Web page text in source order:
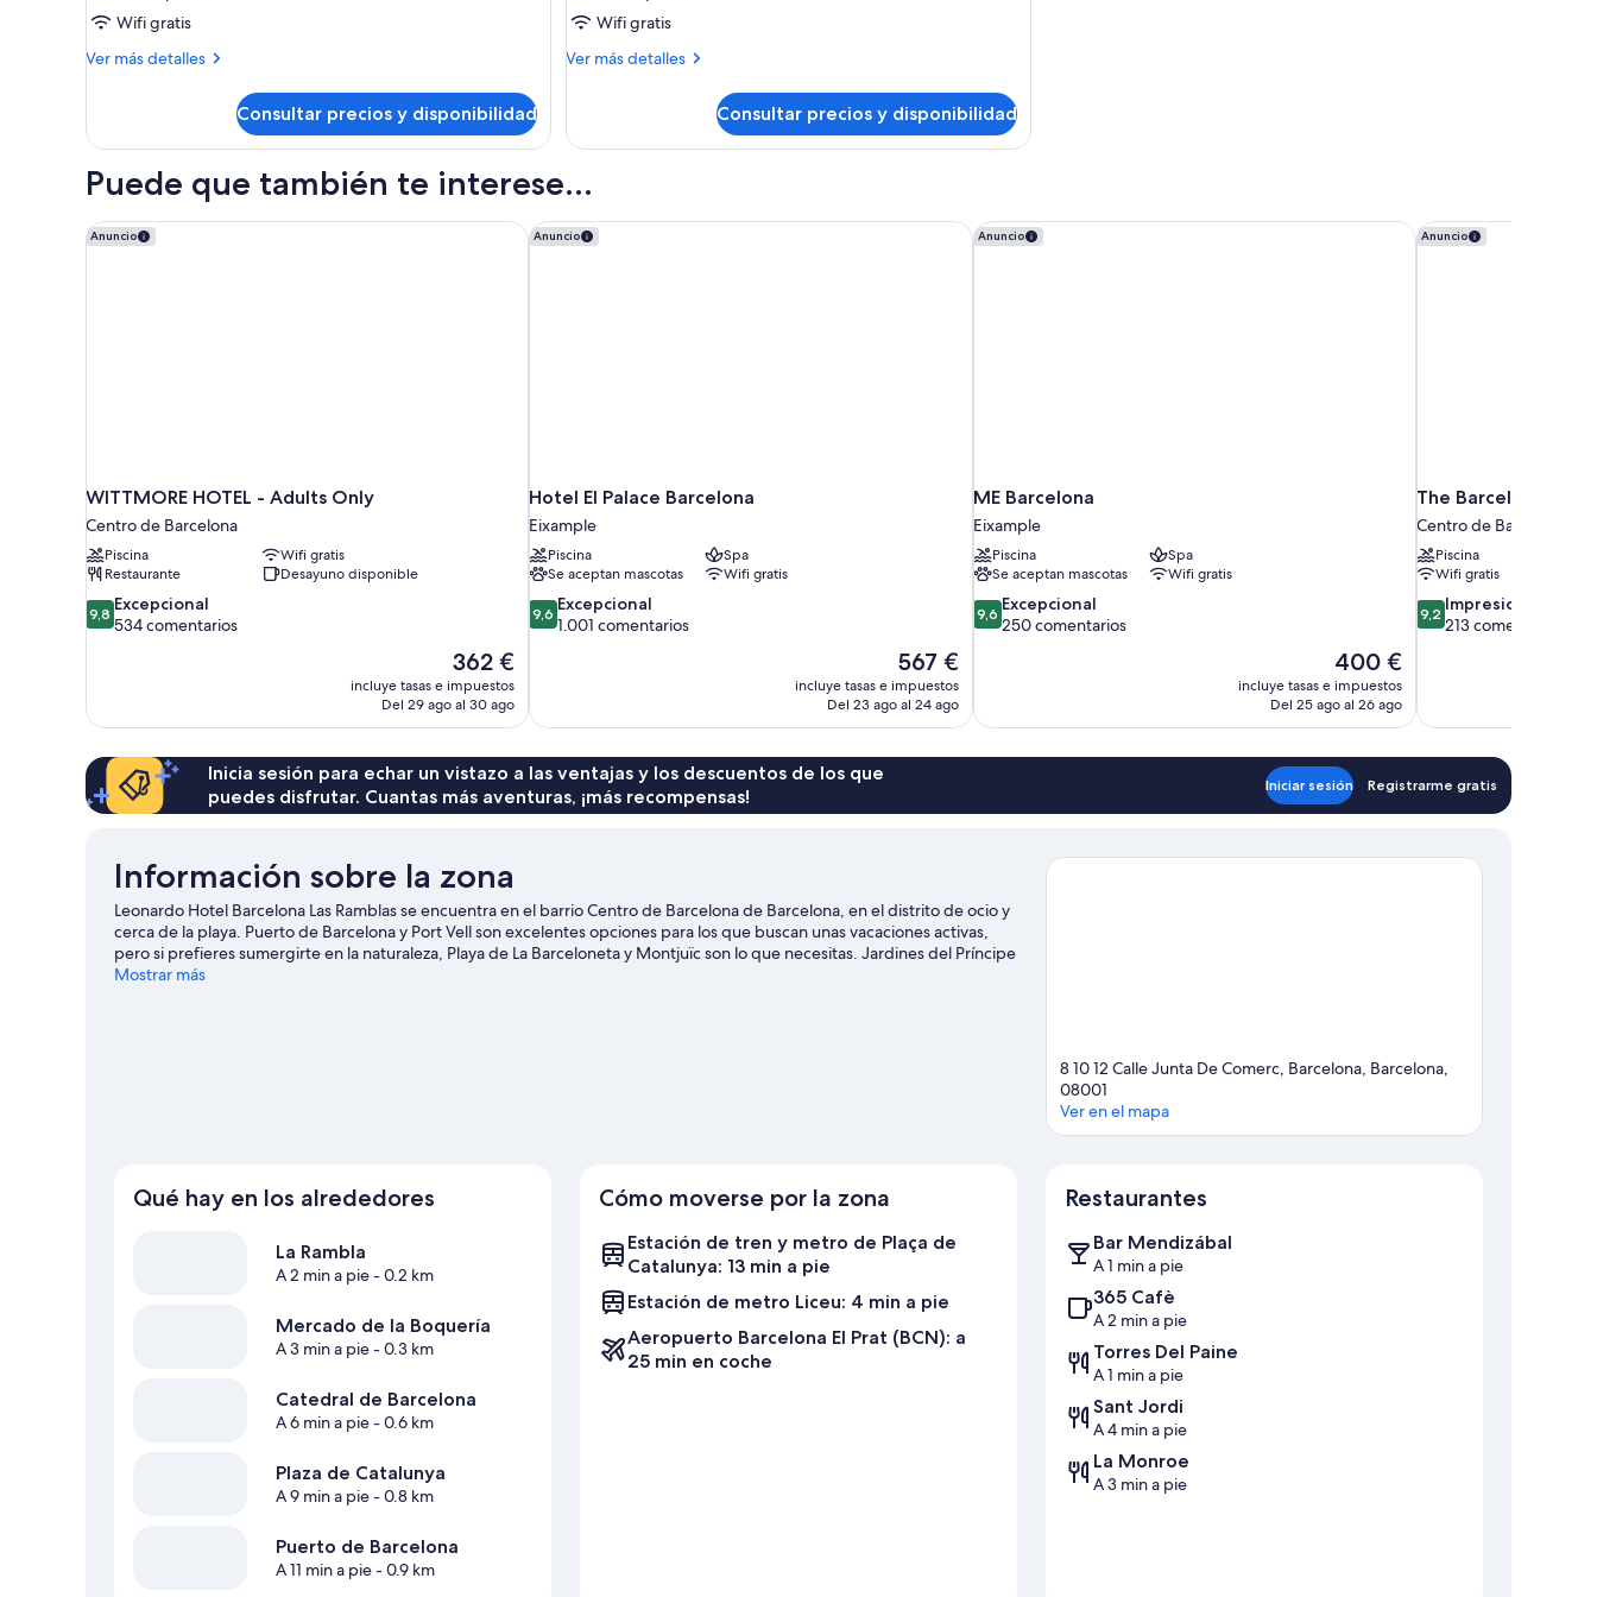
Wifi gratis
Ver más detalles
Más
Consultar precios y disponibilidad
Wifi gratis
Ver más detalles
Más
Consultar precios y disponibilidad
Puede que también te interese...
Anuncio
WITTMORE HOTEL - Adults Only
Centro de Barcelona
Piscina
Wifi gratis
Restaurante
Desayuno disponible
9.8
sobre
9,8 Excepcional
534 comentarios
El
precio
actual
362 €
362 €
incluye tasas e impuestos
Del 29 ago al 30 ago
WITTMORE HOTEL - Adults Only Anuncio
Hotel El Palace Barcelona
Eixample
Piscina
Spa
Se aceptan mascotas
Wifi gratis
9.6
sobre
9,6 Excepcional
1.001 comentarios
El
precio
actual
567 €
567 €
incluye tasas e impuestos
Del 23 ago al 24 ago
Hotel El Palace Barcelona Anuncio
ME Barcelona
Eixample
Piscina
Spa
Se aceptan mascotas
Wifi gratis
9.6
sobre
9,6 Excepcional
250 comentarios
El
precio
actual
400 €
400 €
incluye tasas e impuestos
Del 25 ago al 26 ago
ME Barcelona Anuncio
The Barcelona
Centro de Barcelona
Piscina
Wifi gratis
9.2
sobre
9,2 Impresionante
213 comentarios
The Barcelona
Inicia sesión para echar un vistazo a las ventajas y los descuentos de los que
puedes disfrutar. Cuantas más aventuras, ¡más recompensas!
Iniciar sesión Registrarme gratis
Información sobre la zona
Leonardo Hotel Barcelona Las Ramblas se encuentra en el barrio Centro de Barcelona de Barcelona, en el distrito de ocio y
cerca de la playa. Puerto de Barcelona y Port Vell son excelentes opciones para los que buscan unas vacaciones activas,
pero si prefieres sumergirte en la naturaleza, Playa de La Barceloneta y Montjuïc son lo que necesitas. Jardines del Príncipe
de Girona y Residencia La Masía también merecen la pena.
Mostrar más
8 10 12 Calle Junta De Comerc, Barcelona, Barcelona,
08001
Ver en el mapa
Qué hay en los alrededores
La Rambla
A 2 min a pie- 0.2 km
Mercado de la Boquería
A 3 min a pie- 0.3 km
Catedral de Barcelona
A 6 min a pie- 0.6 km
Plaza de Catalunya
A 9 min a pie- 0.8 km
Puerto de Barcelona
A 11 min a pie- 0.9 km
Cómo moverse por la zona
Estación de tren y metro de Plaça de
Catalunya: 13 min a pie
Estación de metro Liceu: 4 min a pie
Aeropuerto Barcelona El Prat (BCN): a
25 min en coche
Restaurantes
Bar Mendizábal
A 1 min a pie
365 Cafè
A 2 min a pie
Torres Del Paine
A 1 min a pie
Sant Jordi
A 4 min a pie
La Monroe
A 3 min a pie